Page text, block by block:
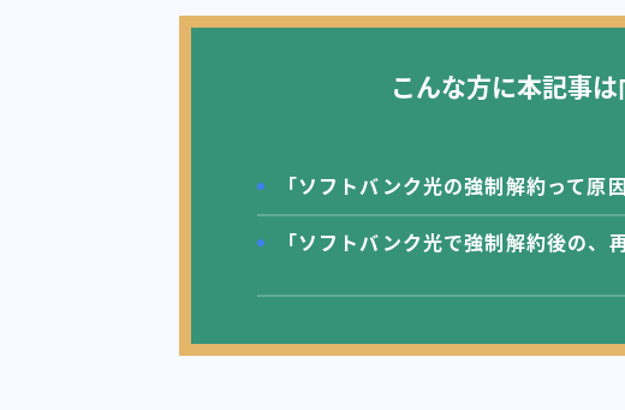
こんな方に本記事
「ソフトバンク光の強制解約って原
「ソフトバンク光で強制解約後の、